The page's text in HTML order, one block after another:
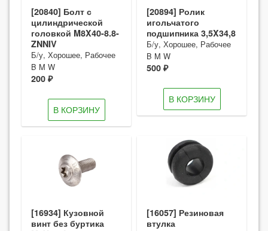
[20840] Болт с
цилиндрической
головкой M8X40-8.8-
ZNNIV
Б/у, Хорошее, Рабочее
B M W
200 ₽
В КОРЗИНУ
[20894] Ролик
игольчатого
подшипника 3,5X34,8
Б/у, Хорошее, Рабочее
B M W
500 ₽
В КОРЗИНУ
[16934] Кузовной
винт без буртика
[16057] Резиновая
втулка